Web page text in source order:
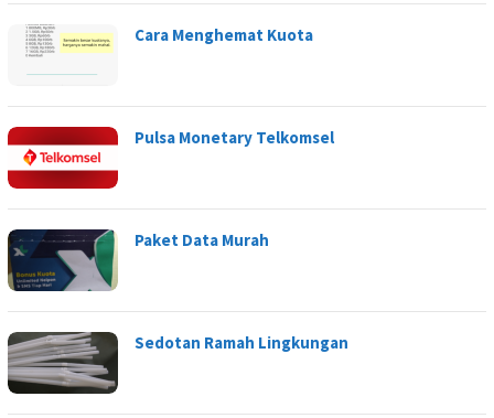
Cara Menghemat Kuota
Pulsa Monetary Telkomsel
Paket Data Murah
Sedotan Ramah Lingkungan